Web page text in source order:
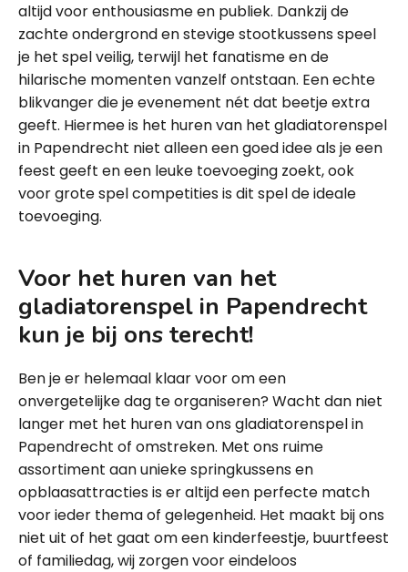
altijd voor enthousiasme en publiek. Dankzij de
zachte ondergrond en stevige stootkussens speel
je het spel veilig, terwijl het fanatisme en de
hilarische momenten vanzelf ontstaan. Een echte
blikvanger die je evenement nét dat beetje extra
geeft. Hiermee is het huren van het gladiatorenspel
in Papendrecht niet alleen een goed idee als je een
feest geeft en een leuke toevoeging zoekt, ook
voor grote spel competities is dit spel de ideale
toevoeging.
Voor het huren van het
gladiatorenspel in Papendrecht
kun je bij ons terecht!
Ben je er helemaal klaar voor om een
onvergetelijke dag te organiseren? Wacht dan niet
langer met het huren van ons gladiatorenspel in
Papendrecht of omstreken. Met ons ruime
assortiment aan unieke springkussens en
opblaasattracties is er altijd een perfecte match
voor ieder thema of gelegenheid. Het maakt bij ons
niet uit of het gaat om een kinderfeestje, buurtfeest
of familiedag, wij zorgen voor eindeloos